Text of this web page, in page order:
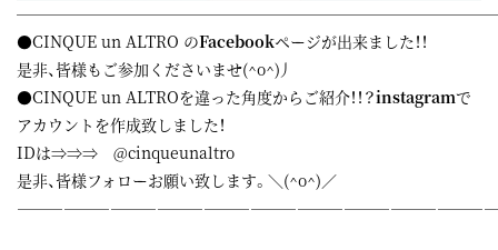
●CINQUE un ALTRO のFacebookページが出来ました！！
是非、皆様もご参加くださいませ(^o^)丿
●CINQUE un ALTROを違った角度からご紹介！！？instagramで
アカウントを作成致しました！
IDは⇒⇒⇒ @cinqueunaltro
是非、皆様フォローお願い致します。＼(^o^)／